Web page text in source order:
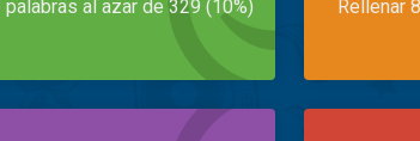
palabras al azar de 329 (10%) Rellenar